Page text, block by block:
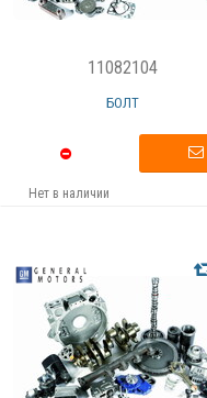
11082104
БОЛТ
Нет в наличии